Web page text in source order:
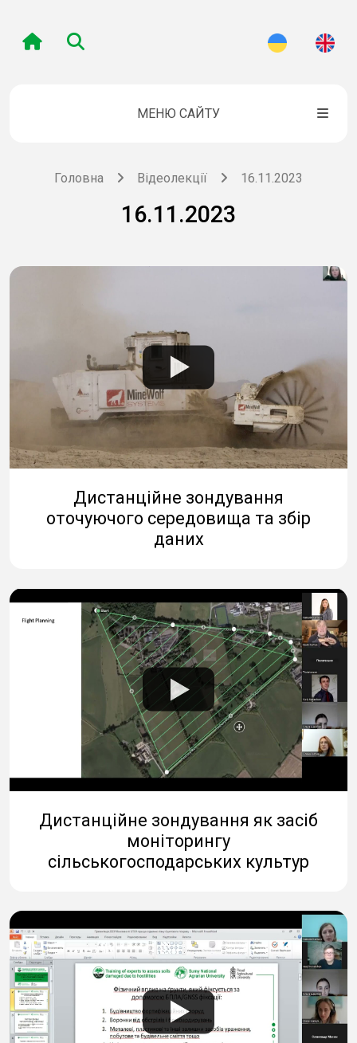
МЕНЮ САЙТУ
Головна Відеолекції 16.11.2023
16.11.2023
Дистанційне зондування
оточуючого середовища та збір
даних
Дистанційне зондування як засіб
моніторингу
сільськогосподарських культур